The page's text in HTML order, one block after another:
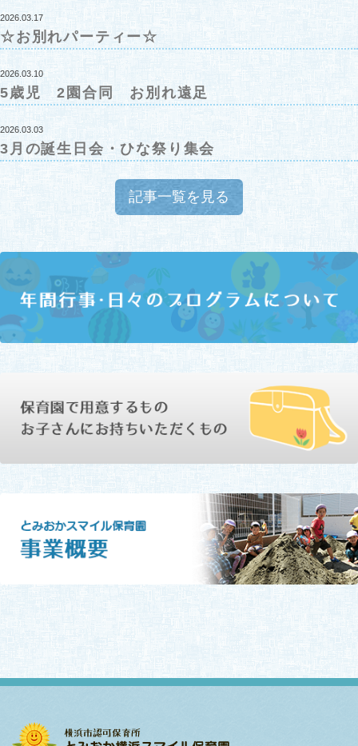
2026.03.17
☆お別れパーティー☆
2026.03.10
5歳児 2園合同 お別れ遠足
2026.03.03
3月の誕生日会・ひな祭り集会
記事一覧を見る